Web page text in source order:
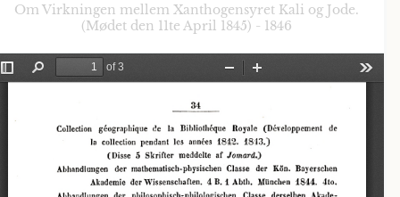
Om Virkningen mellem Xanthogensyret Kali og Jode.
(Mødet den 11te April 1845) - 1846